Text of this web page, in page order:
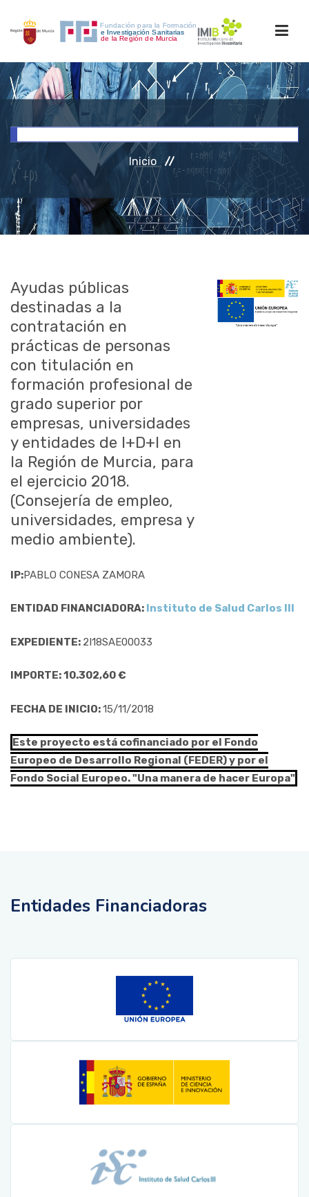
INICIO
INVESTIGACIÓN
RRHH
ACCESO PERSONAL
Inicio
Ayudas públicas
destinadas a la
contratación en
prácticas de personas
con titulación en
formación profesional de
grado superior por
empresas, universidades
y entidades de I+D+I en
la Región de Murcia, para
el ejercicio 2018.
(Consejería de empleo,
universidades, empresa y
medio ambiente).
IP:PABLO CONESA ZAMORA
ENTIDAD FINANCIADORA: Instituto de Salud Carlos III
EXPEDIENTE: 2I18SAE00033
IMPORTE: 10.302,60 €
FECHA DE INICIO:15/11/2018
Este proyecto está cofinanciado por el Fondo
Europeo de Desarrollo Regional (FEDER) y por el
Fondo Social Europeo. "Una manera de hacer Europa"
Entidades Financiadoras